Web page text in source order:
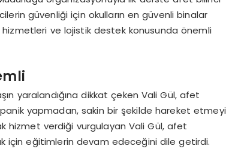
güvenliği için okulların en güvenli binalar
ve lojistik destek konusunda önemli
yaralandığına dikkat çeken Vali Gül, afet
yapmadan, sakin bir şekilde hareket etmeyi
hizmet verdiği vurgulayan Vali Gül, afet
için eğitimlerin devam edeceğini dile getirdi.